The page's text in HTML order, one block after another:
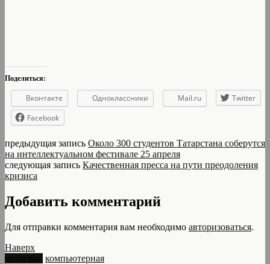
Поделиться:
Вконтакте Одноклассники Mail.ru
Twitter
Facebook
предыдущая запись Около 300 студентов Татарстана соберутся
на интеллектуальном фестивале 25 апреля
следующая запись Качественная пресса на пути преодоления
кризиса
Добавить комментарий
Для отправки комментария вам необходимо авторизоваться.
Наверх
компьютерная